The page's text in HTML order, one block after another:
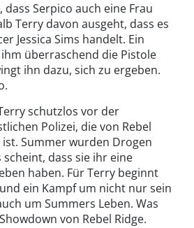
Serpico auch eine Frau
Terry davon ausgeht, dass es
Jessica Sims handelt. Ein
ihm überraschend die Pistole
ihn dazu, sich zu ergeben.
schutzlos vor der
Polizei, die von Rebel
Summer wurden Drogen
dass sie ihr eine
haben. Für Terry beginnt
ein Kampf um nicht nur sein
um Summers Leben. Was
von Rebel Ridge.